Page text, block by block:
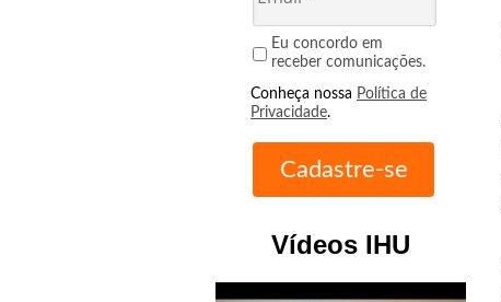
Eu concordo em
receber comunicações.
Conheça nossa Política de
Privacidade.
Vídeos IHU